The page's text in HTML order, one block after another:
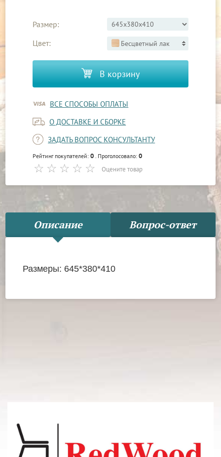
Размер:
Цвет:
Бесцветный лак
В корзину
ВСЕ СПОСОБЫ ОПЛАТЫ
О ДОСТАВКЕ И СБОРКЕ
ЗАДАТЬ ВОПРОС КОНСУЛЬТАНТУ
Рейтинг покупателей:0 . Проголосовало:0
Оцените товар
Описание Вопрос-ответ
Размеры: 645*380*410